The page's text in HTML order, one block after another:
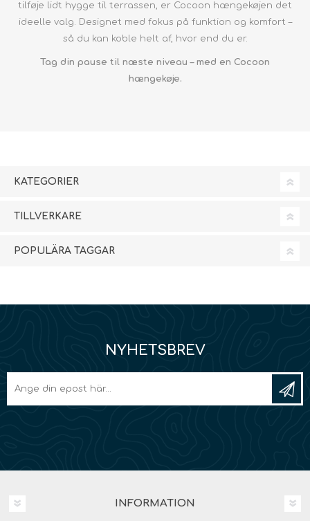
tilføje lidt hygge til terrassen, er Cocoon hængekøjen det
ideelle valg. Designet med fokus på funktion og komfort –
så du kan koble helt af, hvor end du er.
Tag din pause til næste niveau – med en Cocoon
hængekøje.
KATEGORIER
TILLVERKARE
POPULÄRA TAGGAR
NYHETSBREV
INFORMATION